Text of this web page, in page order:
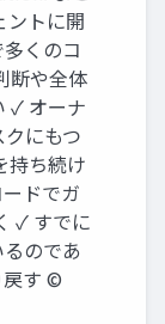
ントに開
くのコ
断や全体
✓ オーナ
にもつ
持ち続け
ドでガ
✓ すでに
のであ
戻す ©️